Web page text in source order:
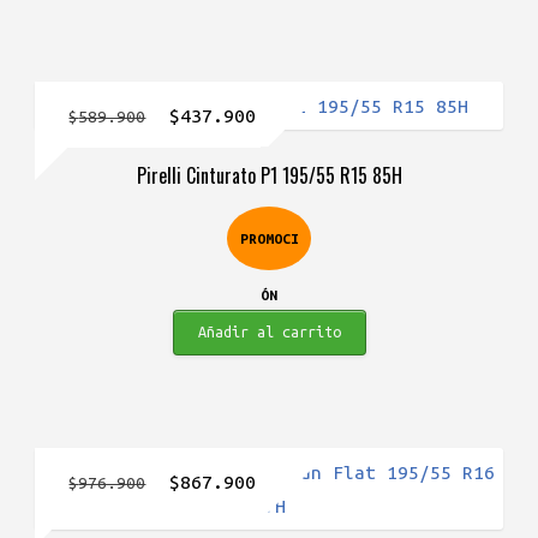
Pirelli Cinturato P1 195/55 R15 85H
PROMOCI
ÓN
$589.900
El
original
$589.900.
$437.900
actual
es:
$437.900.
Añadir al carrito
$976.900
El$867.900
precio